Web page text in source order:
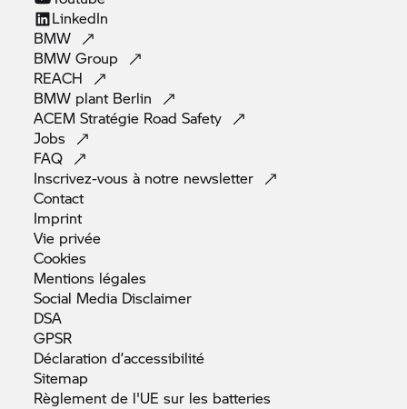
LinkedIn
BMW
BMWGroup
REACH
BMW plant Berlin
ACEM Stratégie RoadSafety
Jobs
FAQ
Inscrivez-vous à notre newsletter
Contact
Imprint
Vie privée
Cookies
Mentions légales
Social Media Disclaimer
DSA
GPSR
Déclarationd’accessibilité
Sitemap
Règlement de l'UE sur les batteries